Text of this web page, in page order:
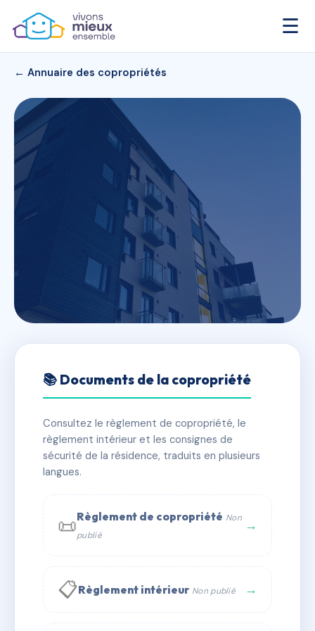
☰
← Annuaire des copropriétés
COPROPRIETE DOUX
BEARN
📍 11 av charles de gaulle 64800 Nay
⚠ IMMATRICULEE_RATTACHEMENT_EXPIRE
🏠 24 lots
📞 Contacter Syndic Digital 💬 WhatsApp
✉ Email
📚 Documents de la copropriété
Consultez le règlement de copropriété, le
règlement intérieur et les consignes de
sécurité de la résidence, traduits en plusieurs
langues.
📜Règlement de copropriété Non
publié
→
📋Règlement intérieur Non publié →